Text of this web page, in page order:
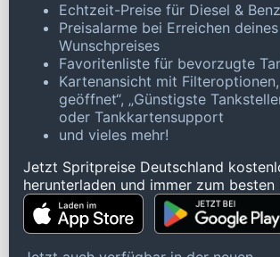
Echtzeit-Preise für Diesel &
Preisalarme bei Erreichen deines
Wunschpreises
Favoritenliste für bevorzugte
Kartenansicht mit
geöffnet“, „Günstigste
oder Tankkartensupport
und vieles mehr!
Jetzt Spritpreise Deutschland
herunterladen und immer zum besten